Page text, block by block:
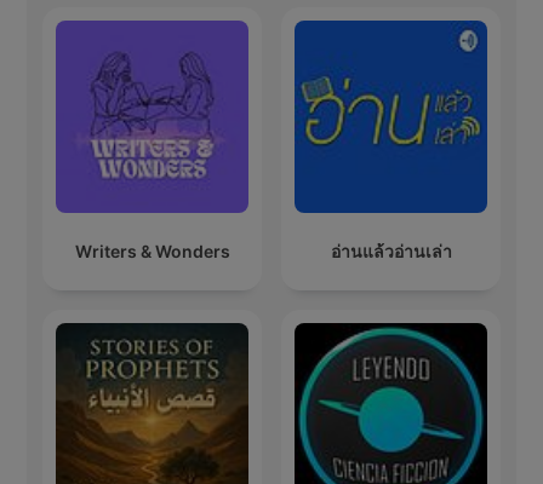
Writers & Wonders อ่านแล้วอ่านเล่า